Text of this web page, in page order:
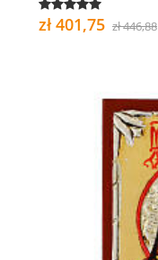
zł 401,75 zł 446,88